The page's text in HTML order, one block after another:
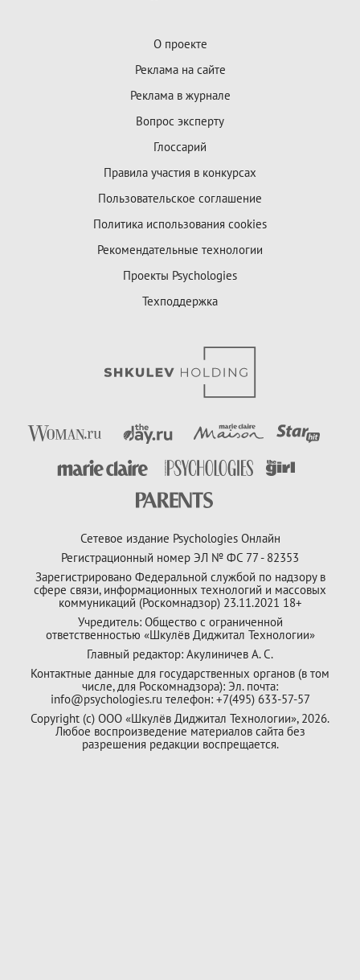
О проекте
Реклама на сайте
Реклама в журнале
Вопрос эксперту
Глоссарий
Правила участия в конкурсах
Пользовательское соглашение
Политика использования cookies
Рекомендательные технологии
Проекты Psychologies
Техподдержка
Сетевое издание Psychologies Онлайн
Регистрационный номер ЭЛ № ФС 77 - 82353
Зарегистрировано Федеральной службой по надзору в
сфере связи, информационных технологий и массовых
коммуникаций (Роскомнадзор) 23.11.2021 18+
Учредитель: Общество с ограниченной
ответственностью «Шкулёв Диджитал Технологии»
Главный редактор: Акулиничев А. С.
Контактные данные для государственных органов (в том
числе, для Роскомнадзора): Эл. почта:
info@psychologies.ru телефон: +7(495) 633-57-57
Copyright (с) ООО «Шкулёв Диджитал Технологии», 2026.
Любое воспроизведение материалов сайта без
разрешения редакции воспрещается.